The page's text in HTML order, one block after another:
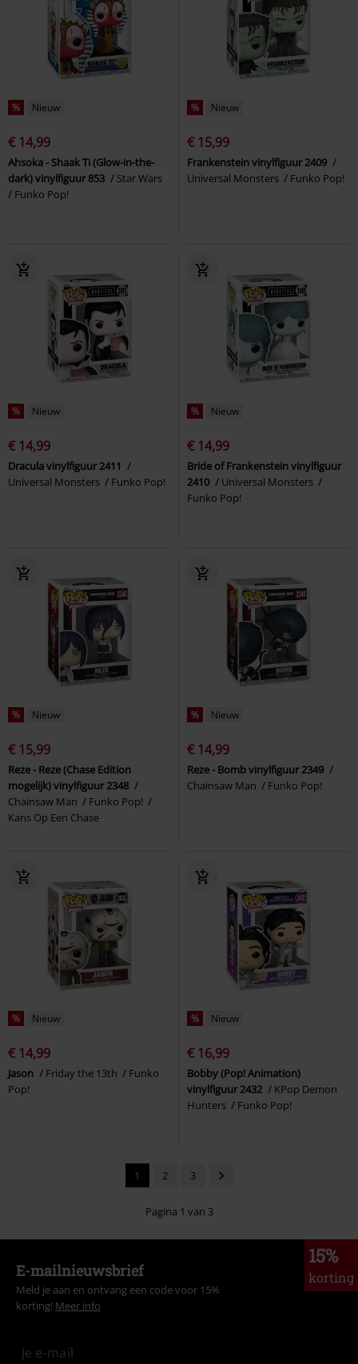
% Nieuw
€ 14,99
Ahsoka - Shaak Ti (Glow-in-the-
dark) vinylfiguur 853
Star Wars
Funko Pop!
% Nieuw
€ 15,99
Frankenstein vinylfiguur 2409
Universal Monsters
Funko Pop!
% Nieuw
€ 14,99
Dracula vinylfiguur 2411
Universal Monsters
Funko Pop!
% Nieuw
€ 14,99
Bride of Frankenstein vinylfiguur
2410
Universal Monsters
Funko Pop!
% Nieuw
€ 15,99
Reze - Reze (Chase Edition
mogelijk) vinylfiguur 2348
Chainsaw Man
Funko Pop!
Kans Op Een Chase
% Nieuw
€ 14,99
Reze - Bomb vinylfiguur 2349
Chainsaw Man
Funko Pop!
% Nieuw
€ 14,99
Jason Friday the 13th
Funko
Pop!
% Nieuw
€ 16,99
Bobby (Pop! Animation)
vinylfiguur 2432
KPop Demon
Hunters
Funko Pop!
1 2 3
Pagina 1 van 3
15%
korting
E-mailnieuwsbrief
Meld je aan en ontvang een code voor 15%
korting! Meer info